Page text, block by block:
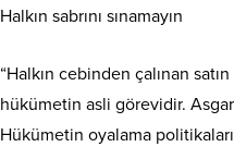
Halkın sabrını sınamayın
“Halkın cebinden çalınan
hükümetin asli görevidir.
Hükümetin oyalama